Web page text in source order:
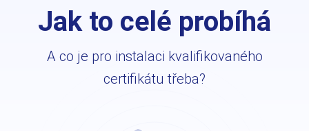
Jak to celé probíhá
A co je pro instalaci kvalifikovaného
certifikátu třeba?